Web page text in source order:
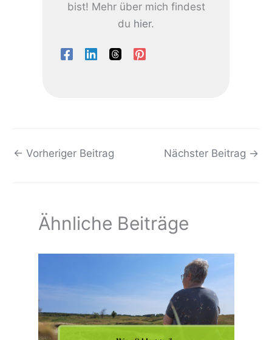
bist! Mehr über mich findest
du hier.
← Vorheriger Beitrag Nächster Beitrag →
Ähnliche Beiträge